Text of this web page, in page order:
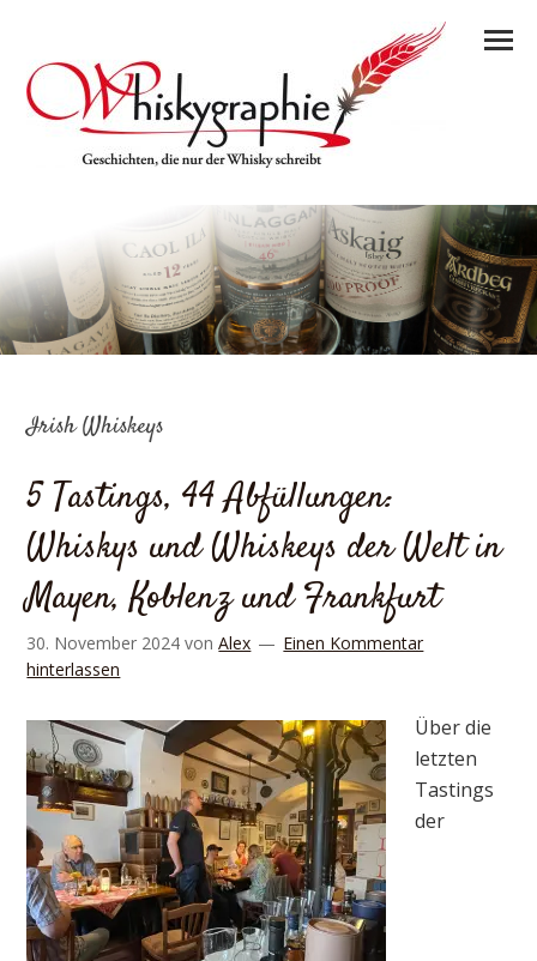
Irish Whiskeys
5 Tastings, 44 Abfüllungen:
Whiskys und Whiskeys der Welt in
Mayen, Koblenz und Frankfurt
30. November 2024 vonAlex
Einen Kommentar
hinterlassen
Über die
letzten
Tastings
der